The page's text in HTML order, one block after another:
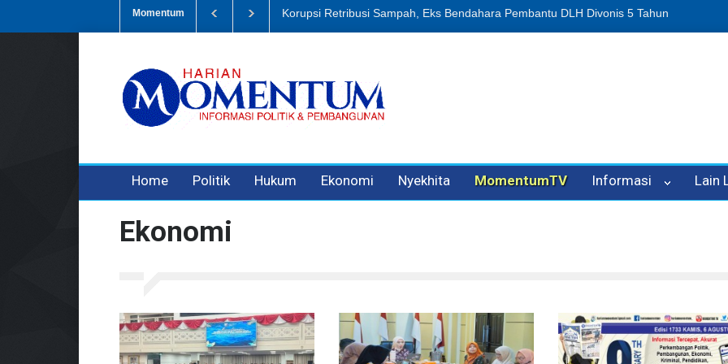
Momentum Dugaan Penipuan Oleh Oknum Kadis, Kuasa Hukum Pelapor Desak Polisi Tetapkan P-
Home Politik Hukum Ekonomi Nyekhita MomentumTV Informasi Lain
Ekonomi